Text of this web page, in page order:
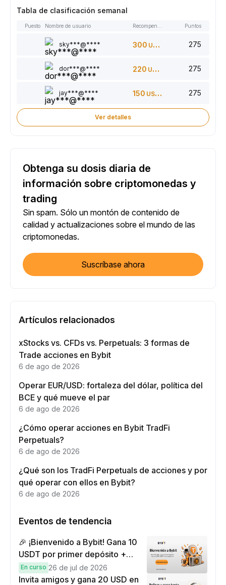
Tabla de clasificación semanal
Puesto Nombre de usuario Puntos
sky***@**** 300 USDT 275
dor***@**** 220 USDT 275
jay***@**** 150 USDT 275
Ver detalles
Obtenga su dosis diaria de
información sobre criptomonedas y
trading
Sin spam. Sólo un montón de contenido de
calidad y actualizaciones sobre el mundo de las
criptomonedas.
Suscríbase ahora
Artículos relacionados
xStocks vs. CFDs vs. Perpetuals: 3 formas de
Trade acciones en Bybit
6 de ago de 2026
Operar EUR/USD: fortaleza del dólar, política del
BCE y qué mueve el par
6 de ago de 2026
¿Cómo operar acciones en Bybit TradFi
Perpetuals?
6 de ago de 2026
¿Qué son los TradFi Perpetuals de acciones y por
qué operar con ellos en Bybit?
6 de ago de 2026
Eventos de tendencia
🎉 ¡Bienvenido a Bybit! Gana 10
USDT por primer depósito +
hasta 9,999 USDT en
recompensas
En curso 26 de jul de 2026
Invita amigos y gana 20 USD en